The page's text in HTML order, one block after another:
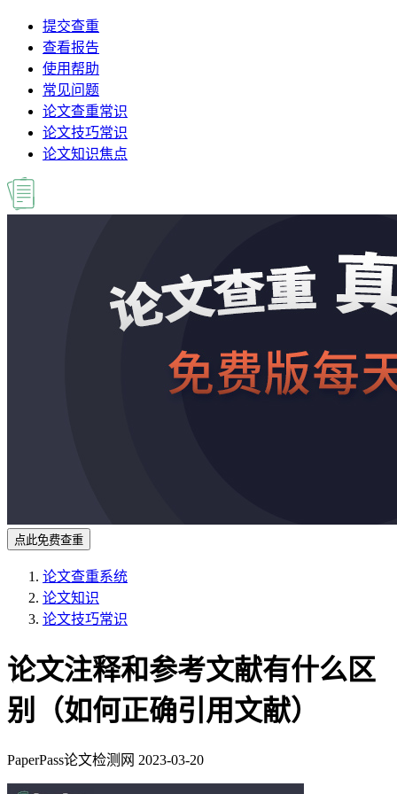
提交查重
查看报告
使用帮助
常见问题
论文查重常识
论文技巧常识
论文知识焦点
点此免费查重
论文查重系统
论文知识
论文技巧常识
论文注释和参考文献有什么区
别（如何正确引用文献）
PaperPass论文检测网 2023-03-20